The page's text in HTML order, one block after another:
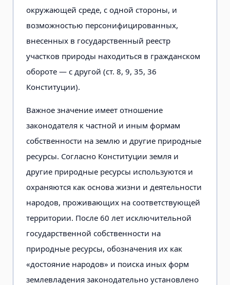
окружающей среде, с одной стороны, и
возможностью персонифицированных,
внесенных в государственный реестр
участков природы находиться в гражданском
обороте — с другой (ст. 8, 9, 35, 36
Конституции).
Важное значение имеет отношение
законодателя к частной и иным формам
собственности на землю и другие природные
ресурсы. Согласно Конституции земля и
другие природные ресурсы используются и
охраняются как основа жизни и деятельности
народов, проживающих на соответствующей
территории. После 60 лет исключительной
государственной собственности на
природные ресурсы, обозначения их как
«достояние народов» и поиска иных форм
землевладения законодательно установлено